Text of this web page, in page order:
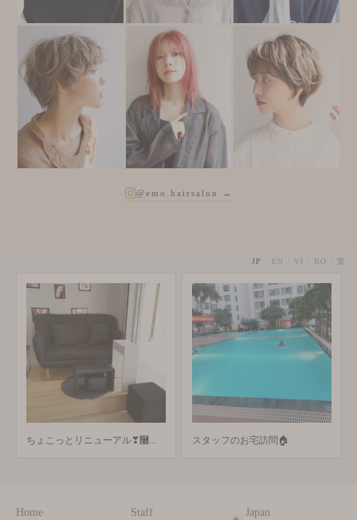
@emo.hairsalon →
JP EN VI KO 繁
スタッフのお宅訪問🏠 あけおめ②
Home
Staff
Japan